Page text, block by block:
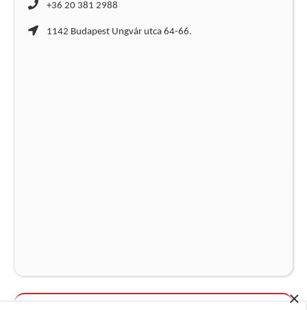
×
+36 20 381 2988
1142 Budapest Ungvár utca 64-66.